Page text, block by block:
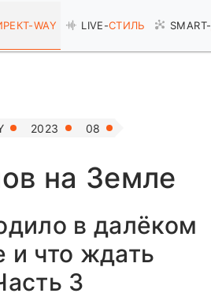
WAY LIVE-СТИЛЬ SMART-
2023 08
на Земле
в далёком
что ждать
3